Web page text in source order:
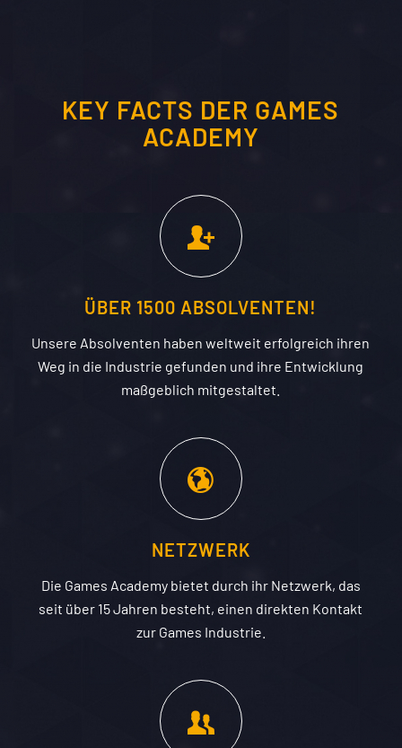
KEY FACTS DER GAMES
ACADEMY
ÜBER 1500 ABSOLVENTEN!
Unsere Absolventen haben weltweit erfolgreich ihren
Weg in die Industrie gefunden und ihre Entwicklung
maßgeblich mitgestaltet.
NETZWERK
Die Games Academy bietet durch ihr Netzwerk, das
seit über 15 Jahren besteht, einen direkten Kontakt
zur Games Industrie.